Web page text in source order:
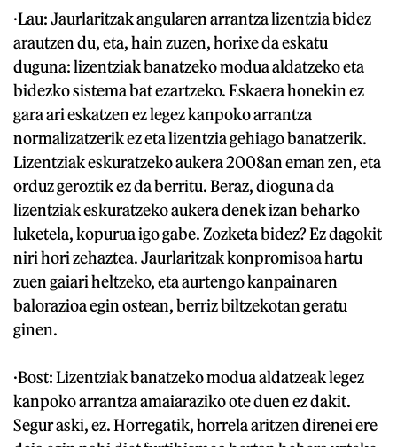
·Lau: Jaurlaritzak angularen arrantza lizentzia bidez
arautzen du, eta, hain zuzen, horixe da eskatu
duguna: lizentziak banatzeko modua aldatzeko eta
bidezko sistema bat ezartzeko. Eskaera honekin ez
gara ari eskatzen ez legez kanpoko arrantza
normalizatzerik ez eta lizentzia gehiago banatzerik.
Lizentziak eskuratzeko aukera 2008an eman zen, eta
orduz geroztik ez da berritu. Beraz, dioguna da
lizentziak eskuratzeko aukera denek izan beharko
luketela, kopurua igo gabe. Zozketa bidez? Ez dagokit
niri hori zehaztea. Jaurlaritzak konpromisoa hartu
zuen gaiari heltzeko, eta aurtengo kanpainaren
balorazioa egin ostean, berriz biltzekotan geratu
ginen.
·Bost: Lizentziak banatzeko modua aldatzeak legez
kanpoko arrantza amaiaraziko ote duen ez dakit.
Segur aski, ez. Horregatik, horrela aritzen direnei ere